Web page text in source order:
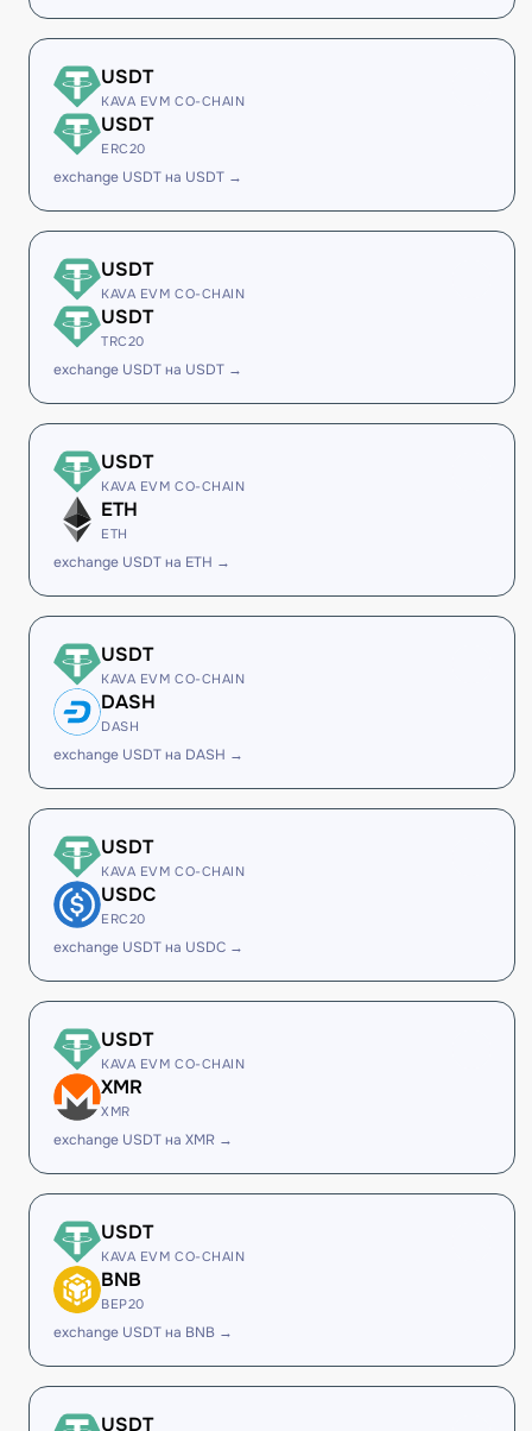
USDT
KAVA EVM CO-CHAIN
USDT
ERC20
exchange USDT на USDT →
USDT
KAVA EVM CO-CHAIN
USDT
TRC20
exchange USDT на USDT →
USDT
KAVA EVM CO-CHAIN
ETH
ETH
exchange USDT на ETH →
USDT
KAVA EVM CO-CHAIN
DASH
DASH
exchange USDT на DASH →
USDT
KAVA EVM CO-CHAIN
USDC
ERC20
exchange USDT на USDC →
USDT
KAVA EVM CO-CHAIN
XMR
XMR
exchange USDT на XMR →
USDT
KAVA EVM CO-CHAIN
BNB
BEP20
exchange USDT на BNB →
USDT